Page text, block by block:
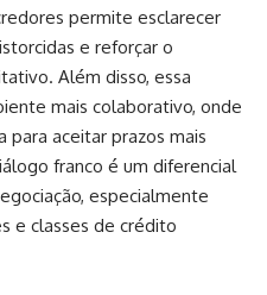
permite esclarecer
e reforçar o
Além disso, essa
mais colaborativo, onde
para aceitar prazos mais
franco é um diferencial
especialmente
e classes de crédito